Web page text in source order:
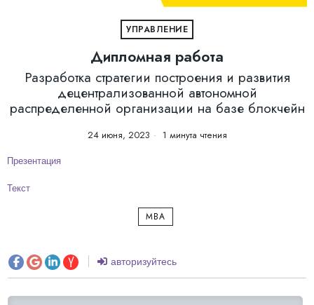
УПРАВЛЕНИЕ
Дипломная работа
Разработка стратегии построения и развития
децентрализованной автономной
распределенной организации на базе блокчейн
24 июня, 2023 1 минута чтения
Презентация
Текст
MBA
авторизуйтесь